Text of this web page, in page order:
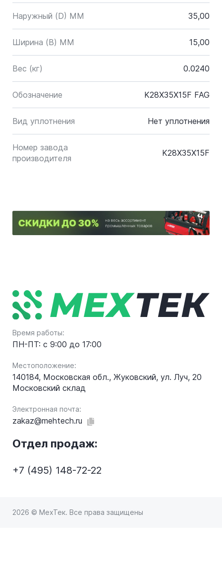
Наружный (D) ММ 35,00
Ширина (B) MM 15,00
Вес (кг) 0.0240
Обозначение K28X35X15F FAG
Вид уплотнения Нет уплотнения
Номер завода
производителя
K28X35X15F
Время работы:
ПН-ПТ: с 9:00 до 17:00
Местоположение:
140184, Московская обл., Жуковский, ул. Луч, 20
Московский склад
Электронная почта:
zakaz@mehtech.ru
Отдел продаж:
+7 (495) 148-72-22
2026 © МехТек. Все права защищены